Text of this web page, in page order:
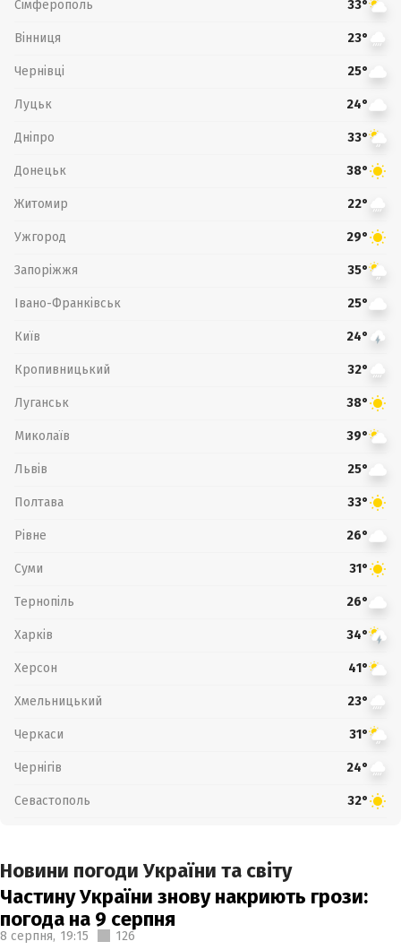
Сімферополь 33°
Вінниця 23°
Чернівці 25°
Луцьк 24°
Дніпро 33°
Донецьк 38°
Житомир 22°
Ужгород 29°
Запоріжжя 35°
Івано-Франківськ 25°
Київ 24°
Кропивницький 32°
Луганськ 38°
Миколаїв 39°
Львів 25°
Полтава 33°
Рівне 26°
Суми 31°
Тернопіль 26°
Харків 34°
Херсон 41°
Хмельницький 23°
Черкаси 31°
Чернігів 24°
Севастополь 32°
Новини погоди України та світу
Частину України знову накриють грози:
погода на 9 серпня
8 серпня, 19:15 126